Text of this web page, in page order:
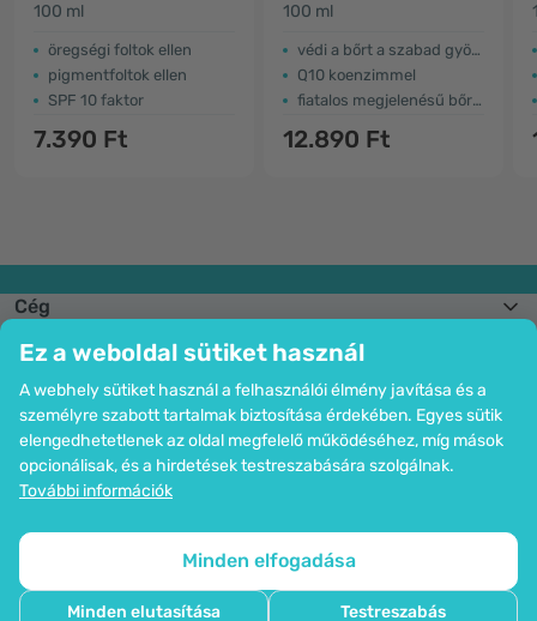
Ez a weboldal sütiket használ
A webhely sütiket használ a felhasználói élmény javítása és a
személyre szabott tartalmak biztosítása érdekében. Egyes sütik
elengedhetetlenek az oldal megfelelő működéséhez, míg mások
opcionálisak, és a hirdetések testreszabására szolgálnak.
További információk
Minden elfogadása
Minden elutasítása Testreszabás
100 ml
öregségi foltok ellen
pigmentfoltok ellen
SPF 10 faktor
7.390 Ft
100 ml
védi a bőrt a szabad gyököktől
Q10 koenzimmel
fiatalos megjelenésű bőrért
12.890 Ft
Cég
Csatlakozzon hozzánk
Segítség és megrendelések
Bankkártyás fizetési lehetőség. A személyes adatok garantált védelme
SSL titkosítással.
Az oldal térképe